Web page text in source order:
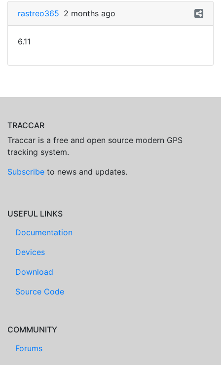
rastreo365 2 months ago
6.11
TRACCAR
Traccar is a free and open source modern GPS
tracking system.
Subscribe to news and updates.
USEFUL LINKS
Documentation
Devices
Download
Source Code
COMMUNITY
Forums